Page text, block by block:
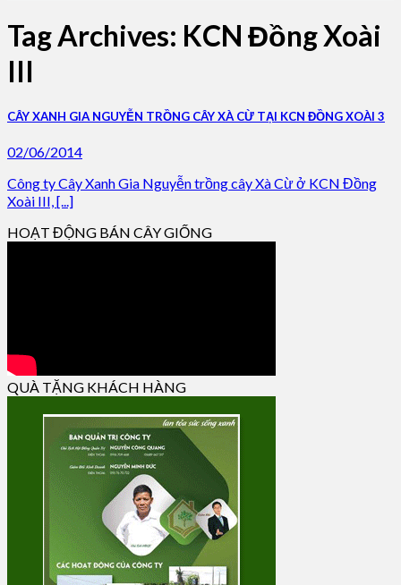
Tag Archives: KCN Đồng Xoài
III
CÂY XANH GIA NGUYỄN TRỒNG CÂY XÀ CỪ TẠI KCN ĐỒNG XOÀI 3
02/06/2014
Công ty Cây Xanh Gia Nguyễn trồng cây Xà Cừ ở KCN Đồng
Xoài III, [...]
HOẠT ĐỘNG BÁN CÂY GIỐNG
QUÀ TẶNG KHÁCH HÀNG